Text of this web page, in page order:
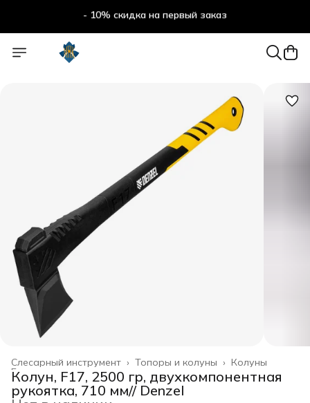
- 10% скидка на первый заказ
Колуны
Топоры и колуны ›
Слесарный инструмент ›
Главная
Колун, F17, 2500 гр, двухкомпонентная
рукоятка, 710 мм// Denzel